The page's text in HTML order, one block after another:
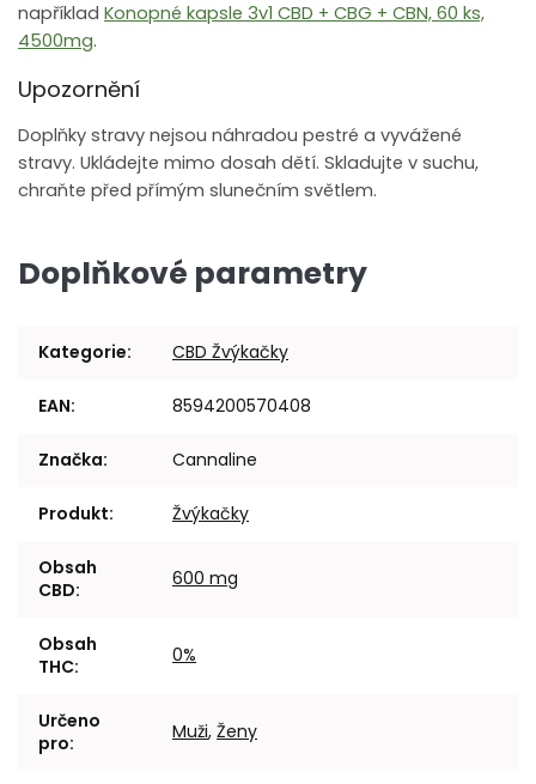
například Konopné kapsle 3v1 CBD + CBG + CBN, 60 ks,
4500mg.
Upozornění
Doplňky stravy nejsou náhradou pestré a vyvážené
stravy. Ukládejte mimo dosah dětí. Skladujte v suchu,
chraňte před přímým slunečním světlem.
Doplňkové parametry
Kategorie: CBD Žvýkačky
EAN: 8594200570408
Značka: Cannaline
Produkt: Žvýkačky
Obsah
CBD: 600 mg
Obsah
THC: 0%
Určeno
pro: Muži, Ženy